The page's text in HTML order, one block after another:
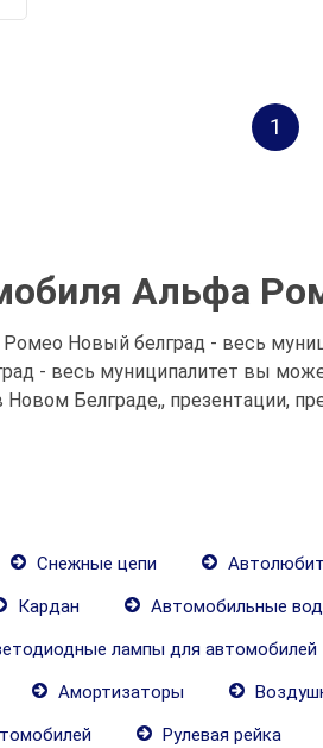
1
Альфа
Новый белград - весь
- весь муниципалитет вы
Белграде,, презентации,
Снежные цепи
Кардан Автомобильные
лампы для автомобилей
Амортизаторы
Рулевая рейка